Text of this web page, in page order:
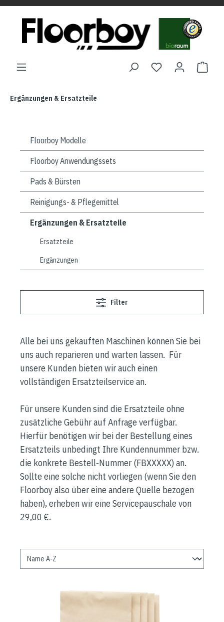
Ergänzungen & Ersatzteile
Floorboy Modelle
Floorboy Anwendungssets
Pads & Bürsten
Reinigungs- & Pflegemittel
Ergänzungen & Ersatzteile
Ersatzteile
Ergänzungen
Filter
Alle bei uns gekauften Maschinen können Sie bei
uns auch reparieren und warten lassen. Für
unsere Kunden bieten wir auch einen
vollständigen Ersatzteilservice an.
Für unsere Kunden sind die Ersatzteile ohne
zusätzliche Gebühr auf Anfrage verfügbar.
Hierfür benötigen wir bei der Bestellung eines
Ersatzteils unbedingt Ihre Kundennummer bzw.
die konkrete Bestell-Nummer (FBXXXXX) an.
Sollte eine solche nicht vorliegen (wenn Sie den
Floorboy also über eine andere Quelle bezogen
haben), erheben wir eine Servicepauschale von
29,00 €.